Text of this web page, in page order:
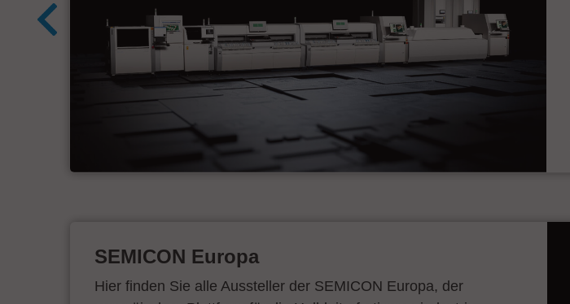
SEMICON Europa
Hier finden Sie alle Aussteller der SEMICON Europa, der